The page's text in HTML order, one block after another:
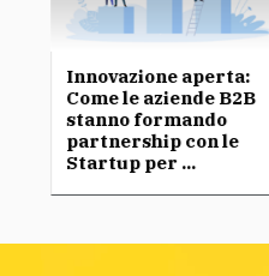
Innovazione aperta:
Come le aziende B2B
stanno formando
partnership con le
Startup per ...